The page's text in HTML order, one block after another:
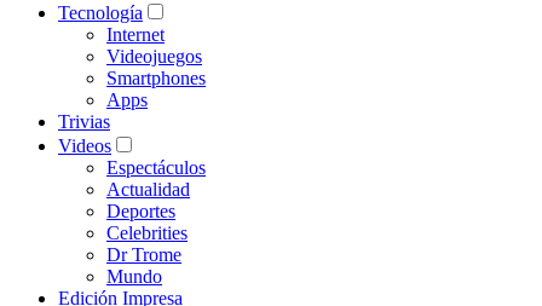
Tecnología
Internet
Videojuegos
Smartphones
Apps
Trivias
Videos
Espectáculos
Actualidad
Deportes
Celebrities
Dr Trome
Mundo
Edición Impresa